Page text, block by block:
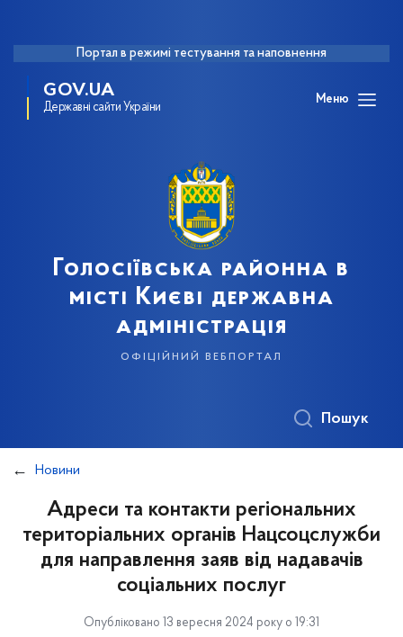
Портал в режимі тестування та наповнення
GOV.UA
Державні сайти України
Меню
Голосіївська районна в
місті Києві державна
адміністрація
офіційний вебпортал
Пошук
Новини
Адреси та контакти регіональних
територіальних органів Нацсоцслужби
для направлення заяв від надавачів
соціальних послуг
Опубліковано 13 вересня 2024 року о 19:31